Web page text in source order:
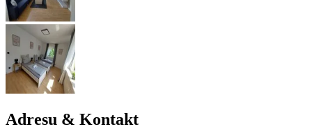
Adresu & Kontakt